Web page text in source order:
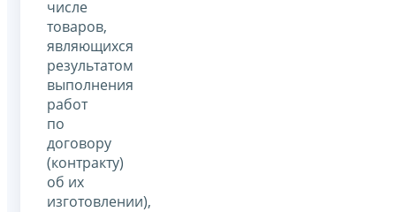
числе
товаров,
являющихся
результатом
выполнения
работ
по
договору
(контракту)
об их
изготовлении),